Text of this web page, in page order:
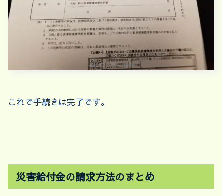
学校から来た書類
これで手続きは完了です。
災害給付金の請求方法のまとめ